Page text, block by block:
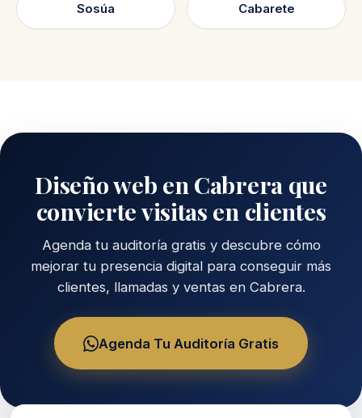
Sosúa Cabarete
Diseño web en Cabrera que
convierte visitas en clientes
Agenda tu auditoría gratis y descubre cómo
mejorar tu presencia digital para conseguir más
clientes, llamadas y ventas en Cabrera.
Agenda Tu Auditoría Gratis